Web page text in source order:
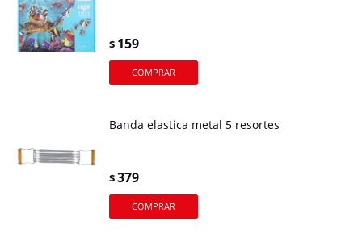
$ 159
Banda elastica metal 5 resortes
$379